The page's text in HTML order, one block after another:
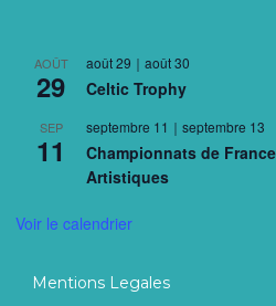
AOÛT
29
août 29 ｜ août 30
Celtic Trophy
SEP
11
septembre 11 ｜ septembre 13
Championnats de
Artistiques
Voir le calendrier
Mentions Legales